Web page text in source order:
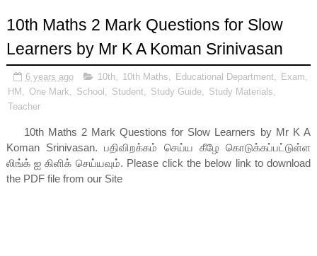
10th Maths 2 Mark Questions for Slow
Learners by Mr K A Koman Srinivasan
6 years ago 10th, 10th Maths Educational Department Exam
HM
One Mark School Student Study Guide, Study Materials
Teacher
10th Maths 2 Mark Questions for Slow Learners by Mr K A
Koman Srinivasan. பதிவிறக்கம் செய்ய கீழே கொடுக்கப்பட்டுள்ள
லிங்க் ஐ கிளிக் செய்யவும். Please click the below link to download
the PDF file from our Site